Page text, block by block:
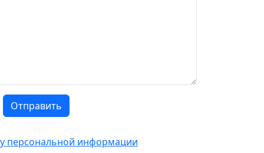
Отправить
персональной информации